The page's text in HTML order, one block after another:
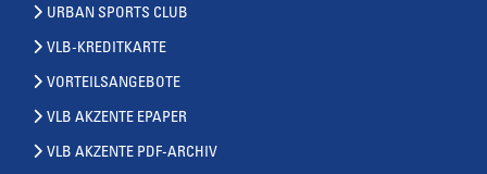
URBAN SPORTS CLUB
VLB-KREDITKARTE
VORTEILSANGEBOTE
VLB AKZENTE EPAPER
VLB AKZENTE PDF-ARCHIV